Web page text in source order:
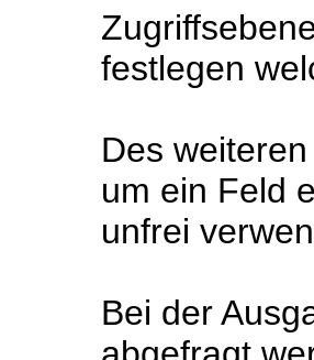
festlegen
Des
um ein Feld
unfrei
Bei der